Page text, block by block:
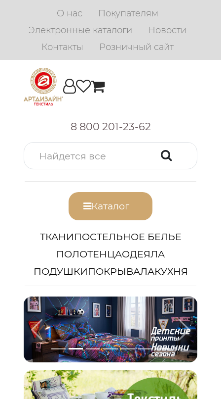
О нас
Покупателям
Электронные каталоги
Новости
Контакты
Розничный сайт
8 800 201-23-62
Каталог
ТКАНИПОСТЕЛЬНОЕ БЕЛЬЕ
ПОЛОТЕНЦАОДЕЯЛА
ПОДУШКИПОКРЫВАЛАКУХНЯ
Предыдущий